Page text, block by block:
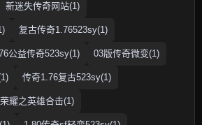
新迷失传奇网站(1)
复古传奇1.76523sy(1)
公益传奇523sy(1) 03版传奇微变(1)
传奇1.76复古523sy(1)
耀之英雄合击(1)